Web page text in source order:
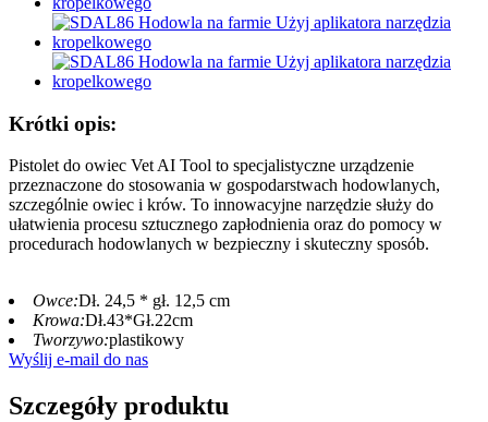
Krótki opis:
Pistolet do owiec Vet AI Tool to specjalistyczne urządzenie
przeznaczone do stosowania w gospodarstwach hodowlanych,
szczególnie owiec i krów. To innowacyjne narzędzie służy do
ułatwienia procesu sztucznego zapłodnienia oraz do pomocy w
procedurach hodowlanych w bezpieczny i skuteczny sposób.
Owce:Dł. 24,5 * gł. 12,5 cm
Krowa:Dł.43*Gł.22cm
Tworzywo:plastikowy
Wyślij e-mail do nas
Szczegóły produktu